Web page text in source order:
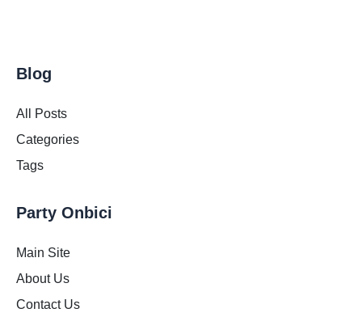
Blog
All Posts
Categories
Tags
Party Onbici
Main Site
About Us
Contact Us